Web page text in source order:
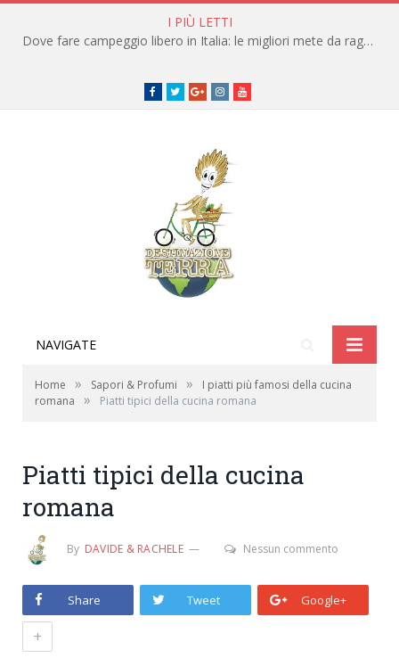
I PIÙ LETTI
Dove fare campeggio libero in Italia: le migliori mete da raggiungere in traghetto
Facebook
TwitterGoogle+instagramyoutube
NAVIGATE
Home » Sapori & Profumi »
I piatti più famosi della cucina
romana
» Piatti tipici della cucina romana
Piatti tipici della cucina
romana
By DAVIDE & RACHELE Nessun commento
Share Tweet Google+
+